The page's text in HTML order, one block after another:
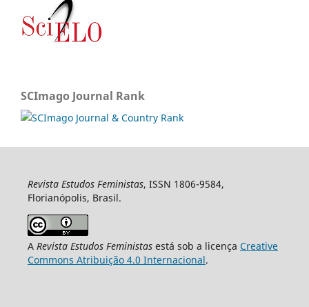
SCImago Journal Rank
Revista Estudos Feministas, ISSN 1806-9584,
Florianópolis, Brasil.
A Revista Estudos Feministasestá sob a licença Creative
Commons Atribuição 4.0 Internacional.